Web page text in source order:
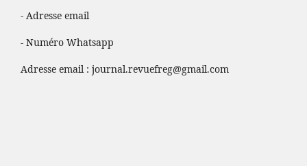
- Adresse email
- Numéro Whatsapp
Adresse email : journal.revuefreg@gmail.com